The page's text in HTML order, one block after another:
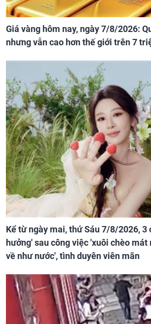
Giá vàng hôm nay, ngày 7/8/2026:
nhưng vẫn cao hơn thế giới trên 7
Kể từ ngày mai, thứ Sáu 7/8/2026, 3
hưởng' sau công việc 'xuôi chèo
về như nước', tình duyên viên mãn